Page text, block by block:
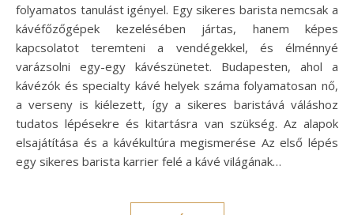
folyamatos tanulást igényel. Egy sikeres barista nemcsak a
kávéfőzőgépek kezelésében jártas, hanem képes
kapcsolatot teremteni a vendégekkel, és élménnyé
varázsolni egy-egy kávészünetet. Budapesten, ahol a
kávézók és specialty kávé helyek száma folyamatosan nő,
a verseny is kiélezett, így a sikeres baristává váláshoz
tudatos lépésekre és kitartásra van szükség. Az alapok
elsajátítása és a kávékultúra megismerése Az első lépés
egy sikeres barista karrier felé a kávé világának…